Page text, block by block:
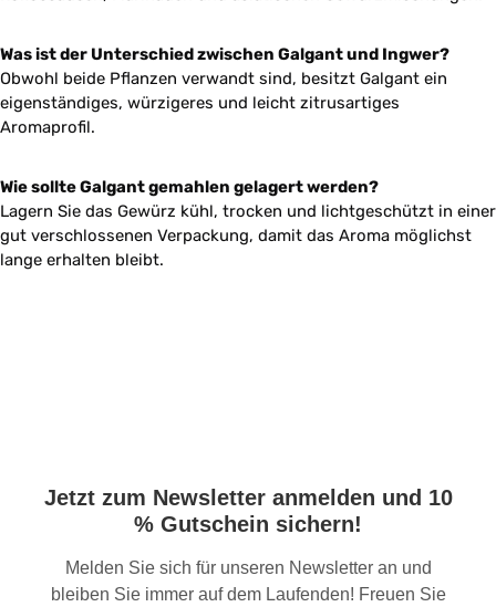
Was ist der Unterschied zwischen Galgant und Ingwer?
Obwohl beide Pflanzen verwandt sind, besitzt Galgant ein
eigenständiges, würzigeres und leicht zitrusartiges
Aromaprofil.
Wie sollte Galgant gemahlen gelagert werden?
Lagern Sie das Gewürz kühl, trocken und lichtgeschützt in einer
gut verschlossenen Verpackung, damit das Aroma möglichst
lange erhalten bleibt.
Jetzt zum Newsletter anmelden und 10
% Gutschein sichern!
Melden Sie sich für unseren Newsletter an und
bleiben Sie immer auf dem Laufenden! Freuen Sie